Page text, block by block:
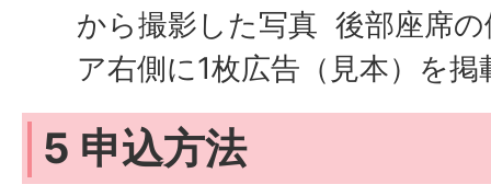
から撮影した写真 後部座席
ア右側に1枚広告（見本）を
5 申込方法